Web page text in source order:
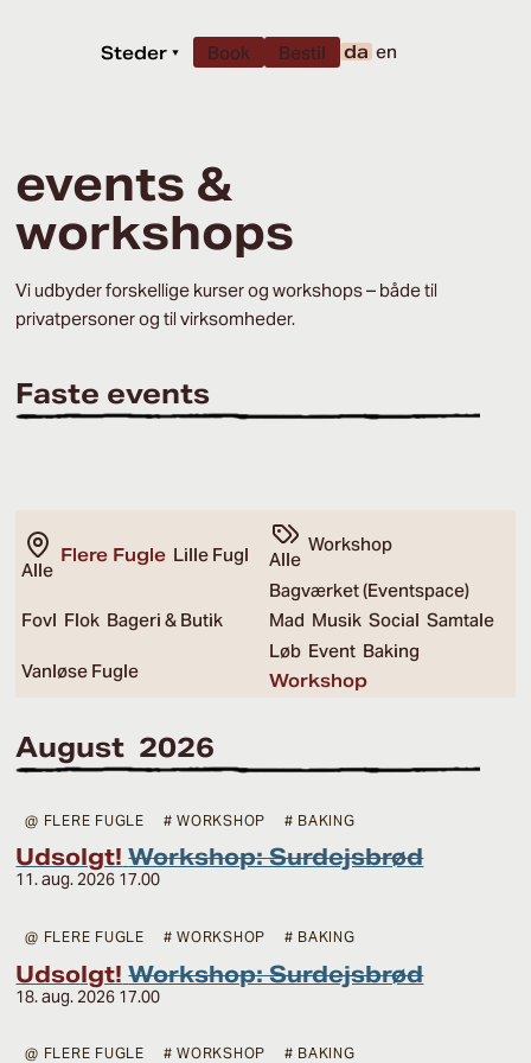
Steder▾ Book Bestil da en
events &
workshops
Vi udbyder forskellige kurser og workshops – både til
privatpersoner og til virksomheder.
Faste events
Alle
Flere Fugle Lille Fugl
Fovl Flok Bageri & Butik
Vanløse Fugle
Alle
Workshop
Bagværket (Eventspace)
Mad Musik Social Samtale
Løb Event Baking
Workshop
August 2026
@ FLERE FUGLE # WORKSHOP # BAKING
Udsolgt! Workshop: Surdejsbrød
11. aug. 2026 17.00
@ FLERE FUGLE # WORKSHOP # BAKING
Udsolgt! Workshop: Surdejsbrød
18. aug. 2026 17.00
@ FLERE FUGLE # WORKSHOP # BAKING